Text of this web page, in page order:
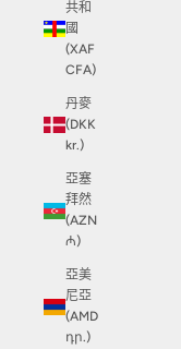
共和
國
(XAF
CFA)
丹麥
(DKK
kr.)
亞塞
拜然
(AZN
₼)
亞美
尼亞
(AMD
դր.)